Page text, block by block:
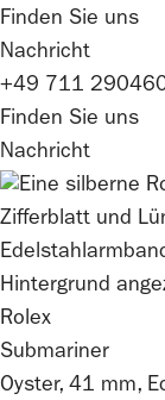
Finden Sie uns
Nachricht
+49 711
Finden Sie uns
Nachricht
Rolex
Submariner
Oyster, 41 mm,